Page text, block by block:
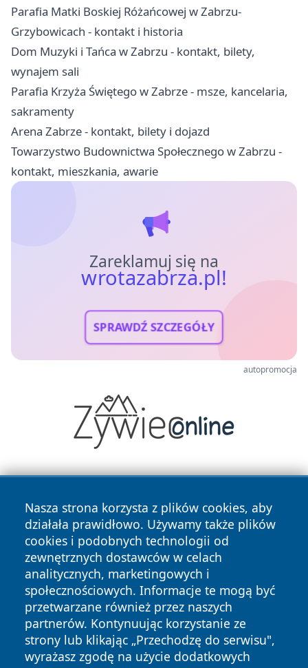
Parafia Matki Boskiej Różańcowej w Zabrzu-
Grzybowicach - kontakt i historia
Dom Muzyki i Tańca w Zabrzu - kontakt, bilety,
wynajem sali
Parafia Krzyża Świętego w Zabrze - msze, kancelaria,
sakramenty
Arena Zabrze - kontakt, bilety i dojazd
Towarzystwo Budownictwa Społecznego w Zabrzu -
kontakt, mieszkania, awarie
Zareklamuj się na
wrotazabrza.pl!
SPRAWDŹ SZCZEGÓŁY
autopromocja
Nasza strona korzysta z plików cookies, aby
działała prawidłowo. Używamy także plików
cookies i podobnych technologii od
zewnętrznych dostawców w celach
analitycznych, marketingowych i
społecznościowych. Informacje te mogą być
przetwarzane również przez naszych
partnerów. Kontynuując korzystanie ze
strony lub klikając „Przechodzę do serwisu",
wyrażasz zgodę na użycie dodatkowych
Copyright © 2026 wrotazabrza.pl Wszystkie prawa
zastrzeżone.
News Autorzy
Polityka
Prywatności
Polityka
Cookies